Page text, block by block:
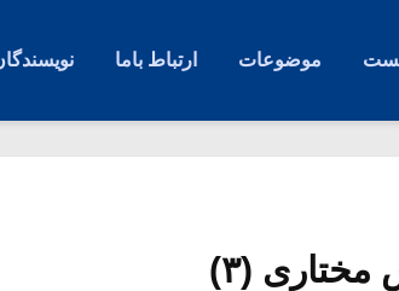
موضوعات ارتباط باما
(۳)